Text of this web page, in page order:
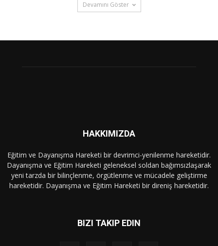
Devamını Göster
HAKKIMIZDA
Eğitim ve Dayanışma Hareketi bir devrimci-yenilenme hareketidir.
Dayanışma ve Eğitim Hareketi geleneksel soldan bağımsızlaşarak
yeni tarzda bir bilinçlenme, örgütlenme ve mücadele geliştirme
hareketidir. Dayanışma ve Eğitim Hareketi bir direniş hareketidir.
BIZI TAKIP EDIN